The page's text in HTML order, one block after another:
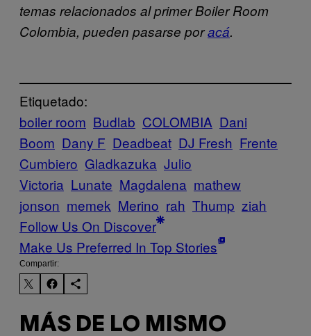
temas relacionados al primer Boiler Room
Colombia, pueden pasarse poracá.
Etiquetado:
boiler room Budlab COLOMBIA Dani
Boom Dany F Deadbeat DJ Fresh Frente
Cumbiero Gladkazuka Julio
Victoria Lunate Magdalena mathew
jonson memek Merino rah Thump ziah
Follow Us On Discover
Make Us Preferred In Top Stories
Compartir:
MÁS DE LO MISMO